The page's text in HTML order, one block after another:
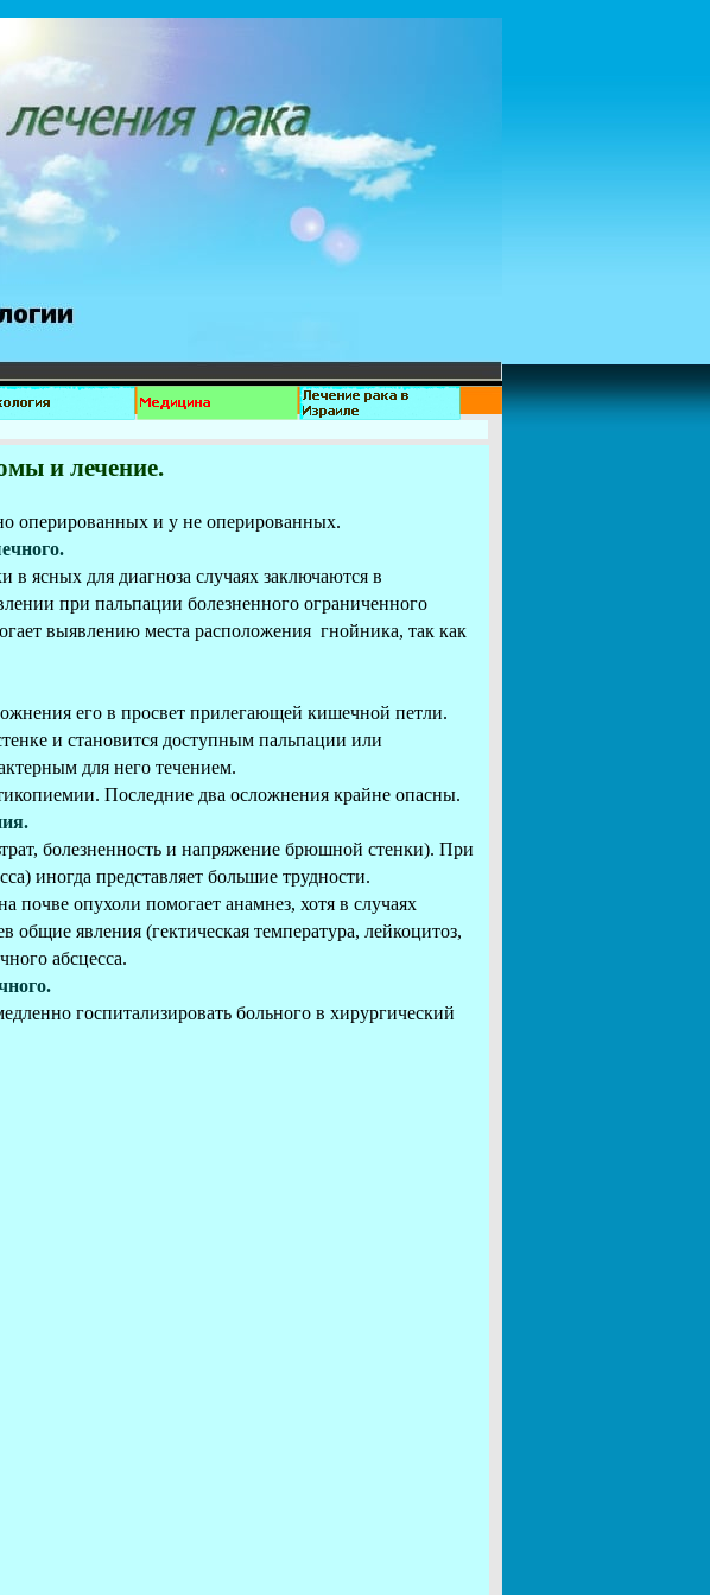
и лечение.
оперированных и у не оперированных.
ясных для диагноза случаях заключаются в
при пальпации болезненного ограниченного
выявлению места расположения гнойника, так как
его в просвет прилегающей кишечной петли.
и становится доступным пальпации или
для него течением.
Последние два осложнения крайне опасны.
болезненность и напряжение брюшной стенки). При
иногда представляет большие трудности.
опухоли помогает анамнез, хотя в случаях
общие явления (гектическая температура, лейкоцитоз,
абсцесса.
госпитализировать больного в хирургический